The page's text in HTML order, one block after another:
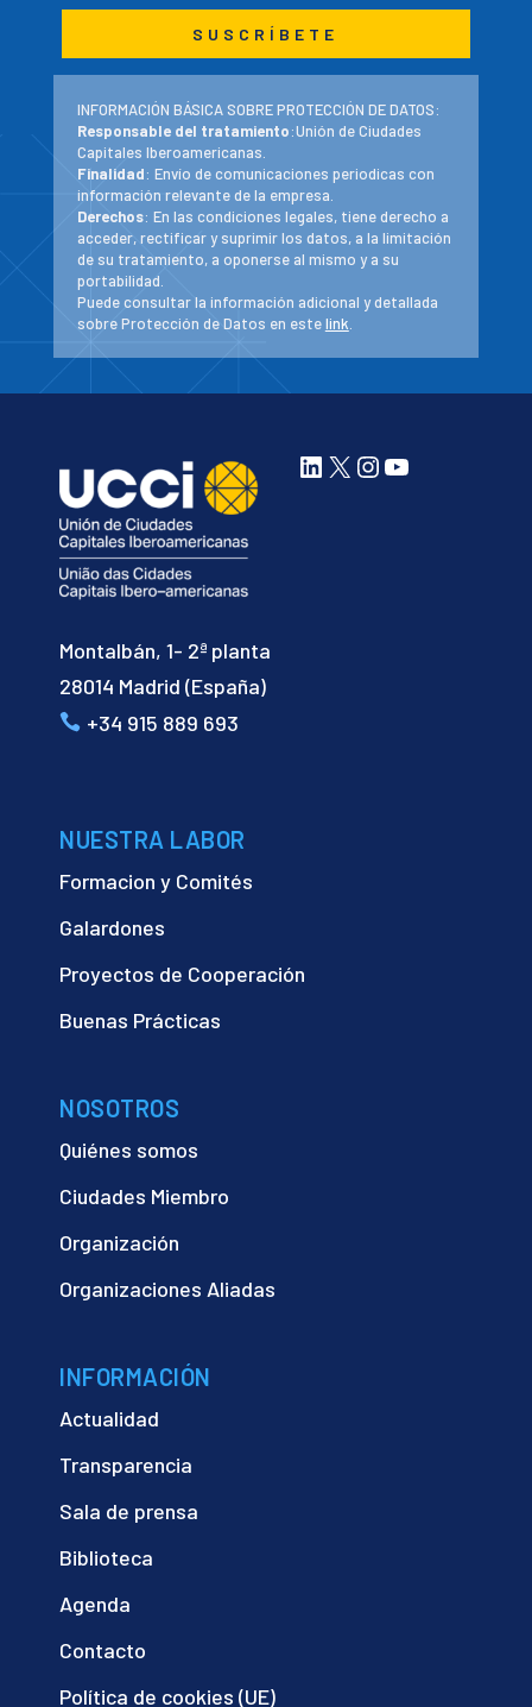
INFORMACIÓN BÁSICA SOBRE PROTECCIÓN DE DATOS:
Responsable del tratamiento:Unión de Ciudades
Capitales Iberoamericanas.
Finalidad: Envío de comunicaciones periodicas con
información relevante de la empresa.
Derechos: En las condiciones legales, tiene derecho a
acceder, rectificar y suprimir los datos, a la limitación
de su tratamiento, a oponerse al mismo y a su
portabilidad.
Puede consultar la información adicional y detallada
sobre Protección de Datos en estelink
Montalbán, 1- 2ª planta
28014 Madrid (España)
+34 915 889 693
LinkedIn
X Instagram
YouTube
NUESTRA LABOR
Formacion y Comités
Galardones
Proyectos de Cooperación
Buenas Prácticas
NOSOTROS
Quiénes somos
Ciudades Miembro
Organización
Organizaciones Aliadas
INFORMACIÓN
Actualidad
Transparencia
Sala de prensa
Biblioteca
Agenda
Contacto
Política de cookies (UE)